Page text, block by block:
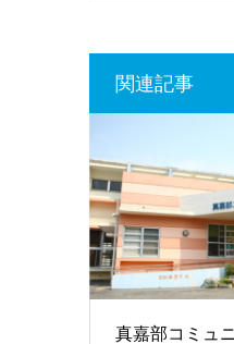
関連記事
真嘉部コミュ